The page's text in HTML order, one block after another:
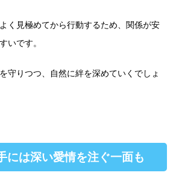
く見極めてから行動するため、関係が安
いです。
守りつつ、自然に絆を深めていくでしょ
には深い愛情を注ぐ一面も